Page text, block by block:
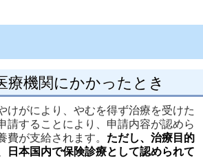
療機関にかかったとき
けがにより、やむを得ず治療を受けた
請することにより、申請内容が認めら
費が支給されます。 ただし、治療目的
日本国内で保険診療として認められて